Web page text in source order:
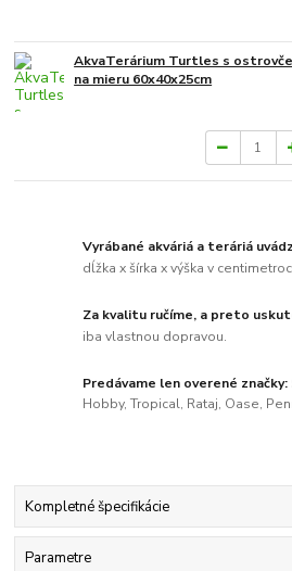
AkvaTerárium Turtles s
na mieru 60x40x25cm
Vyrábané akváriá a teráriá
dĺžka x šírka x výška v
Za kvalitu ručíme, a preto
iba vlastnou dopravou.
Predávame len overené
Hobby, Tropical, Rataj, Oase,
Kompletné špecifikácie
Parametre